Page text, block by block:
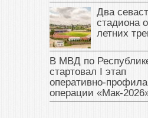
Два
стадиона
летних
В МВД по
стартовал I этап
операции